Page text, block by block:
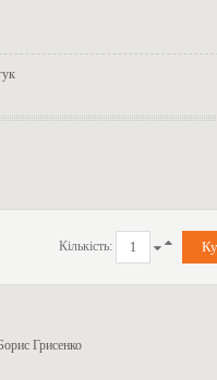
Кількість:
Грисенко